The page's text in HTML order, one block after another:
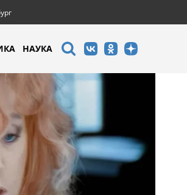
НАУКА